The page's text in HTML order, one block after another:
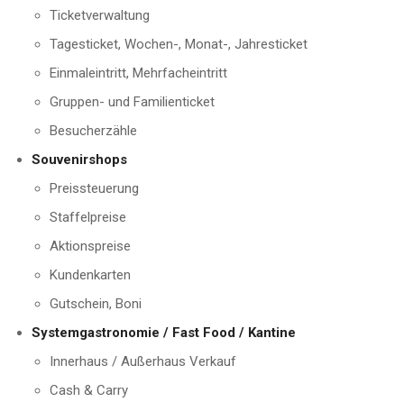
Ticketverwaltung
Tagesticket, Wochen-, Monat-, Jahresticket
Einmaleintritt, Mehrfacheintritt
Gruppen- und Familienticket
Besucherzähle
Souvenirshops
Preissteuerung
Staffelpreise
Aktionspreise
Kundenkarten
Gutschein, Boni
Systemgastronomie / Fast Food / Kantine
Innerhaus / Außerhaus Verkauf
Cash & Carry